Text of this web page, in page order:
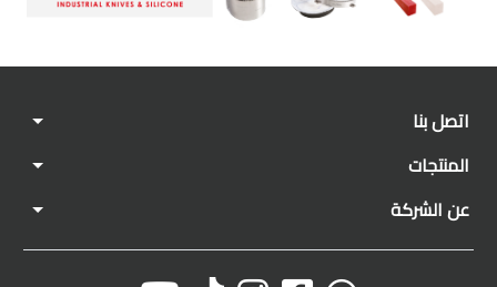
اتصل بنا
المنتجات
عن الشركة